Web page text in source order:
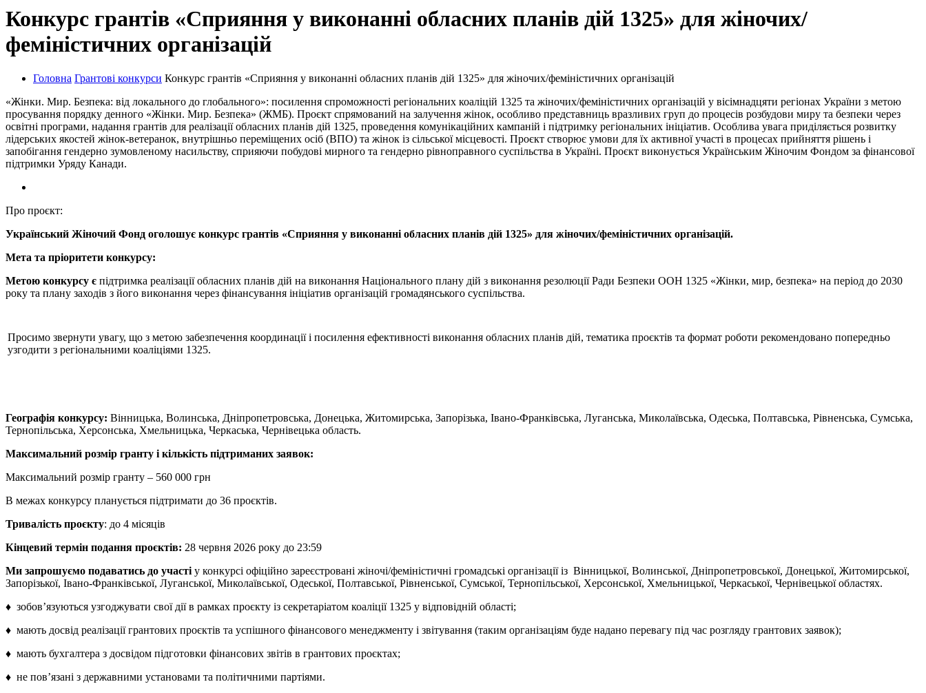
Конкурс грантів «Сприяння у виконанні обласних планів дій 1325» для жіночих/
феміністичних організацій
Головна Грантові конкурси Конкурс грантів «Сприяння у виконанні обласних планів дій 1325» для жіночих/феміністичних організацій
«Жінки. Мир. Безпека: від локального до глобального»: посилення спроможності регіональних коаліцій 1325 та жіночих/феміністичних організацій у вісімнадцяти регіонах України з метою
просування порядку денного «Жінки. Мир. Безпека» (ЖМБ). Проєкт спрямований на залучення жінок, особливо представниць вразливих груп до процесів розбудови миру та безпеки через
освітні програми, надання грантів для реалізації обласних планів дій 1325, проведення комунікаційних кампаній і підтримку регіональних ініціатив. Особлива увага приділяється розвитку
лідерських якостей жінок-ветеранок, внутрішньо переміщених осіб (ВПО) та жінок із сільської місцевості. Проєкт створює умови для їх активної участі в процесах прийняття рішень і
запобігання гендерно зумовленому насильству, сприяючи побудові мирного та гендерно рівноправного суспільства в Україні. Проєкт виконується Українським Жіночим Фондом за фінансової
підтримки Уряду Канади.
Про проєкт:
Український Жіночий Фонд оголошує конкурс грантів «Сприяння у виконанні обласних планів дій 1325» для жіночих/феміністичних організацій.
Мета та пріоритети конкурсу:
Метою конкурсу є підтримка реалізації обласних планів дій на виконання Національного плану дій з виконання резолюції Ради Безпеки ООН 1325 «Жінки, мир, безпека» на період до 2030
року та плану заходів з його виконання через фінансування ініціатив організацій громадянського суспільства.
Просимо звернути увагу, що з метою забезпечення координації і посилення ефективності виконання обласних планів дій, тематика проєктів та формат роботи рекомендовано попередньо
узгодити з регіональними коаліціями 1325.
Географія конкурсу: Вінницька, Волинська, Дніпропетровська, Донецька, Житомирська, Запорізька, Івано-Франківська, Луганська, Миколаївська, Одеська, Полтавська, Рівненська, Сумська,
Тернопільська, Херсонська, Хмельницька, Черкаська, Чернівецька область.
Максимальний розмір гранту і кількість підтриманих заявок:
Максимальний розмір гранту – 560 000 грн
В межах конкурсу планується підтримати до 36 проєктів.
Тривалість проєкту: до 4 місяців
Кінцевий термін подання проєктів: 28 червня 2026 року до 23:59
Ми запрошуємо подаватись до участі у конкурсі офіційно зареєстровані жіночі/феміністичні громадські організації із Вінницької, Волинської, Дніпропетровської, Донецької, Житомирської,
Запорізької, Івано-Франківської, Луганської, Миколаївської, Одеської, Полтавської, Рівненської, Сумської, Тернопільської, Херсонської, Хмельницької, Черкаської, Чернівецької областях.
♦ зобов’язуються узгоджувати свої дії в рамках проєкту із секретаріатом коаліції 1325 у відповідній області;
♦ мають досвід реалізації грантових проєктів та успішного фінансового менеджменту і звітування (таким організаціям буде надано перевагу під час розгляду грантових заявок);
♦ мають бухгалтера з досвідом підготовки фінансових звітів в грантових проєктах;
♦ не пов’язані з державними установами та політичними партіями.